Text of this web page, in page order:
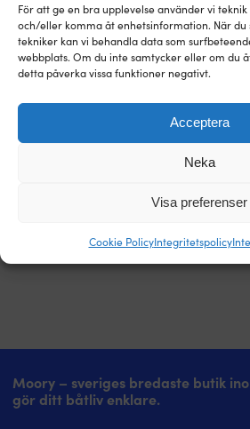
För att ge en bra upplevelse använder vi
och/eller komma åt enhetsinformation. När du
tekniker kan vi behandla data som
webbplats. Om du inte samtycker eller om du
detta påverka vissa funktioner negativt.
Acceptera
Neka
Visa preferenser
Cookie PolicyIntegritetspolicy
Köp nu, prisjämför sen.Vår
matchar alla butiker i hela världen.
köpa prylarna nu – hittar du den
butik inom 14 dagar så matchar vi
Läs mer om vår prisgaranti
Moory – sveriges bredaste butik
gör ditt båtliv enklare.